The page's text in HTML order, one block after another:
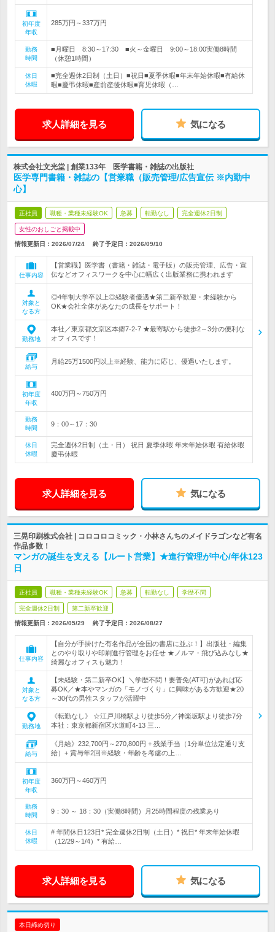
初年度
年収
285万円～337万円
勤務
時間
■月曜日 8:30～17:30 ■火～金曜日 9:00～18:00実働8時間
（休憩1時間）
休日
休暇
■完全週休2日制（土日）■祝日■夏季休暇■年末年始休暇■有給休
暇■慶弔休暇■産前産後休暇■育児休暇（…
求人詳細を見る 気になる
株式会社文光堂 | 創業133年 医学書籍・雑誌の出版社
医学専門書籍・雑誌の【営業職（販売管理/広告宣伝 ※内勤中
心】
正社員 職種・業種未経験OK 急募 転勤なし 完全週休2日制
女性のおしごと掲載中
情報更新日：2026/07/24 終了予定日： 2026/09/10
仕事内容
【営業職】医学書（書籍・雑誌・電子版）の販売管理、広告・宣
伝などオフィスワークを中心に幅広く出版業務に携われます
対象と
なる方
◎4年制大学卒以上◎経験者優遇★第二新卒歓迎・未経験から
OK★会社全体があなたの成長をサポート！
勤務地
本社／東京都文京区本郷7-2-7 ★最寄駅から徒歩2～3分の便利な
オフィスです！
給与
月給25万1500円以上※経験、能力に応じ、優遇いたします。
初年度
年収
400万円～750万円
勤務
時間
9：00～17：30
休日
休暇
完全週休2日制（土・日） 祝日 夏季休暇 年末年始休暇 有給休暇
慶弔休暇
求人詳細を見る 気になる
三晃印刷株式会社 | コロコロコミック・小林さんちのメイドラゴンなど有名
作品多数！
マンガの誕生を支える【ルート営業】★進行管理が中心/年休123
日
正社員 職種・業種未経験OK 急募 転勤なし 学歴不問
完全週休2日制 第二新卒歓迎
情報更新日：2026/05/29 終了予定日： 2026/08/27
仕事内容
【自分が手掛けた有名作品が全国の書店に並ぶ！】出版社・編集
とのやり取りや印刷進行管理をお任せ ★ノルマ・飛び込みなし★
綺麗なオフィスも魅力！
対象と
なる方
【未経験・第二新卒OK】＼学歴不問！要普免(AT可)があれば応
募OK／★本やマンガの「モノづくり」に興味がある方歓迎★20
～30代の男性スタッフが活躍中
勤務地
《転勤なし》 ☆江戸川橋駅より徒歩5分／神楽坂駅より徒歩7分
本社：東京都新宿区水道町4-13 三…
給与
《月給》232,700円～270,800円 + 残業手当（1分単位法定通り支
給）+ 賞与年2回※経験・年齢を考慮の上…
初年度
年収
360万円～460万円
勤務
時間
9：30 ～ 18：30（実働8時間）月25時間程度の残業あり
休日
休暇
# 年間休日123日* 完全週休2日制（土日）* 祝日* 年末年始休暇
（12/29～1/4）* 有給…
求人詳細を見る 気になる
本日締め切り